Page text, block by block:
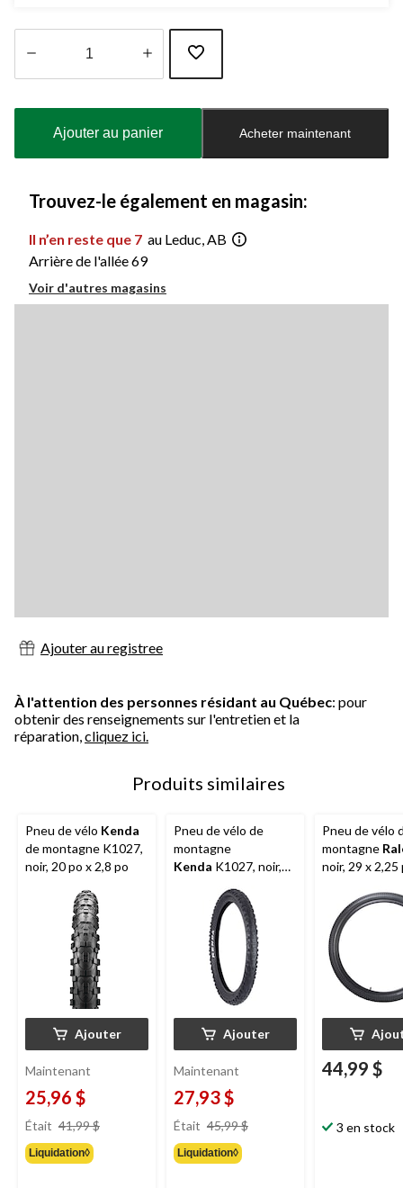
à
Ajouter au panier Acheter maintenant
Trouvez-le également en magasin:
Il n’en reste que 7 au Leduc, AB
Arrière de l'allée 69
Voir d'autres magasins
Ajouter au registree
À l'attention des personnes résidant au Québec: pour
obtenir des renseignements sur l'entretien et la
réparation,cliquez ici.
Produits similaires
Pneu de vélo Kenda
de montagne K1027,
noir, 20 po x 2,8 po
Ajouter
Maintenant
25,96 $
Était 41,99 $
Liquidation◊
Pneu de vélo de
montagne
Kenda K1027, noir,
Ajouter
Maintenant
27,93 $
Était 45,99 $
Liquidation◊
Pneu de vélo
montagne
noir, 29 x 2,25
44,99 $
3 en stock